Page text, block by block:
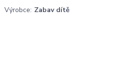
Výrobce: Zabav dítě